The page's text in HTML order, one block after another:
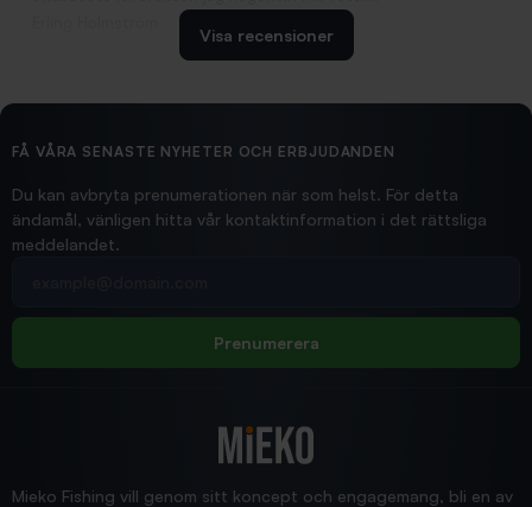
2026/02/19
Hittade exakt vad jag behövde. Snabb och bra...
Jensa
Visa recensioner
FÅ VÅRA SENASTE NYHETER OCH ERBJUDANDEN
Du kan avbryta prenumerationen när som helst. För detta
ändamål, vänligen hitta vår kontaktinformation i det rättsliga
meddelandet.
Prenumerera
Mieko Fishing vill genom sitt koncept och engagemang, bli en av